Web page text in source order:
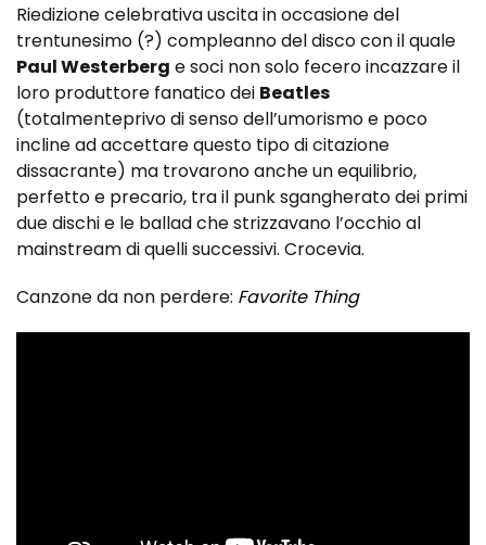
Riedizione celebrativa uscita in occasione del
trentunesimo (?) compleanno del disco con il quale
Paul Westerberg e soci non solo fecero incazzare il
loro produttore fanatico dei Beatles
(totalmenteprivo di senso dell’umorismo e poco
incline ad accettare questo tipo di citazione
dissacrante) ma trovarono anche un equilibrio,
perfetto e precario, tra il punk sgangherato dei primi
due dischi e le ballad che strizzavano l’occhio al
mainstream di quelli successivi. Crocevia.
Canzone da non perdere: Favorite Thing